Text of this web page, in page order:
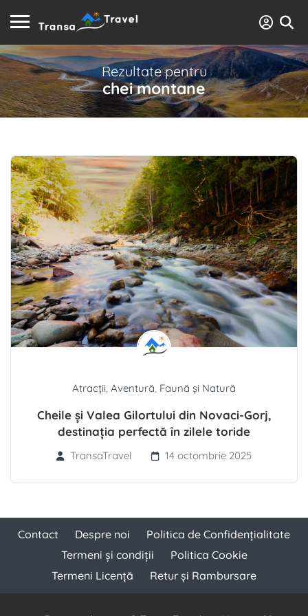
Rezultate pentru
chei montane
Atracții Aventură Faună și Natură
Cheile și Valea Gilortului din Novaci-Gorj,
destinația perfectă în zilele toride
TransaTravel 14 octombrie 2025
Contact Despre noi
Politica de Confidențialitate
Termeni și condiții
Politica Cookie
Termeni Licență
Retur și Rambursare